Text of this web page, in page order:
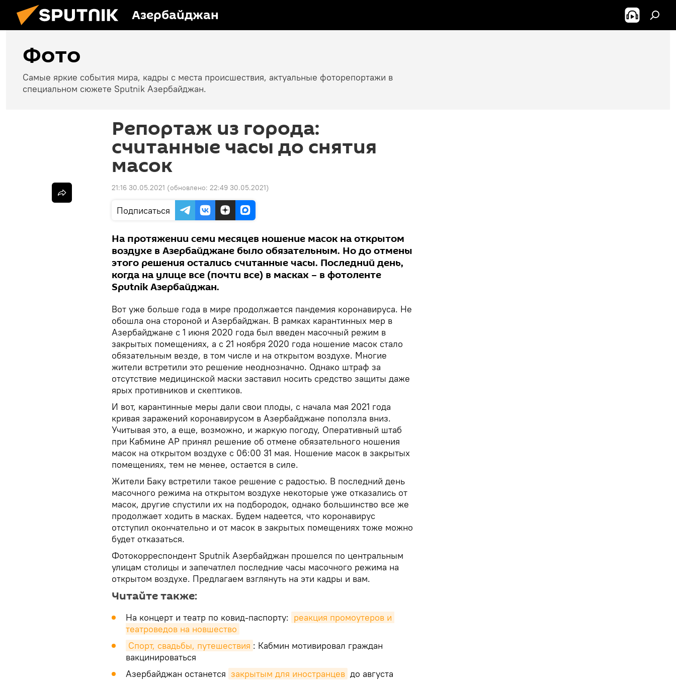
Азербайджан
Фото
Самые яркие события мира, кадры с места происшествия, актуальные фоторепортажи в
специальном сюжете Sputnik Азербайджан.
Репортаж из города:
считанные часы до снятия
масок
21:16 30.05.2021 (обновлено: 22:49 30.05.2021)
Подписаться
На протяжении семи месяцев ношение масок на открытом
воздухе в Азербайджане было обязательным. Но до отмены
этого решения остались считанные часы. Последний день,
когда на улице все (почти все) в масках – в фотоленте
Sputnik Азербайджан.
Вот уже больше года в мире продолжается пандемия коронавируса. Не
обошла она стороной и Азербайджан. В рамках карантинных мер в
Азербайджане с 1 июня 2020 года был введен масочный режим в
закрытых помещениях, а с 21 ноября 2020 года ношение масок стало
обязательным везде, в том числе и на открытом воздухе. Многие
жители встретили это решение неоднозначно. Однако штраф за
отсутствие медицинской маски заставил носить средство защиты даже
ярых противников и скептиков.
И вот, карантинные меры дали свои плоды, с начала мая 2021 года
кривая заражений коронавирусом в Азербайджане поползла вниз.
Учитывая это, а еще, возможно, и жаркую погоду, Оперативный штаб
при Кабмине АР принял решение об отмене обязательного ношения
масок на открытом воздухе с 06:00 31 мая. Ношение масок в закрытых
помещениях, тем не менее, остается в силе.
Жители Баку встретили такое решение с радостью. В последний день
масочного режима на открытом воздухе некоторые уже отказались от
масок, другие спустили их на подбородок, однако большинство все же
продолжает ходить в масках. Будем надеется, что коронавирус
отступил окончательно и от масок в закрытых помещениях тоже можно
будет отказаться.
Фотокорреспондент Sputnik Азербайджан прошелся по центральным
улицам столицы и запечатлел последние часы масочного режима на
открытом воздухе. Предлагаем взглянуть на эти кадры и вам.
Читайте также:
На концерт и театр по ковид-паспорту: реакция промоутеров и
театроведов на новшество
Спорт, свадьбы, путешествия : Кабмин мотивировал граждан
вакцинироваться
Азербайджан останется закрытым для иностранцев до августа